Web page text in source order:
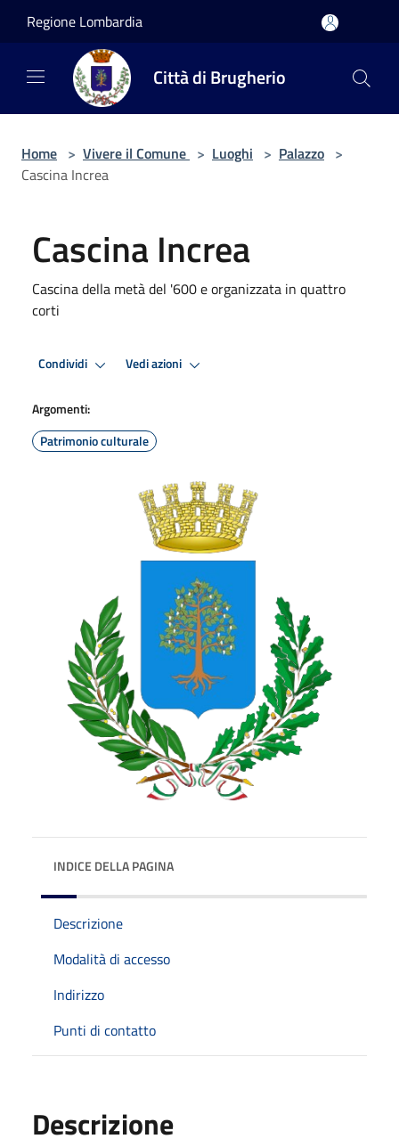
Regione Lombardia
Città di Brugherio
Home > Vivere il Comune > Luoghi > Palazzo >
Cascina Increa
Cascina Increa
Cascina della metà del '600 e organizzata in quattro
corti
Condividi Vedi azioni
Argomenti:
Patrimonio culturale
INDICE DELLA PAGINA
Descrizione
Modalità di accesso
Indirizzo
Punti di contatto
Descrizione